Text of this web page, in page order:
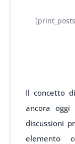
Il concetto di
ancora
discussioni
elemento